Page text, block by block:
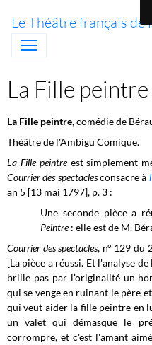
Le Théâtre français
La Fille peintre
La Fille peintre, comédie de
Théâtre de l'Ambigu Comique.
La Fille peintreest simplement
Courrier des spectaclesconsacre à
an 5 [13 mai 1797], p. 3 :
Une seconde pièce a
Peintre: elle est de M.
Courrier des spectacles, n° 129 du
[La pièce a réussi. Et l'analyse
brille pas par l'originalité un
qui se venge en ruinant le père
qui veut aider la fille peintre en
un valet qui démasque le
corrompre, et c'est l'amant